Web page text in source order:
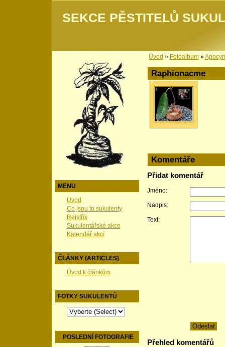
SEKCE PĚSTITELŮ
MENU
Úvod
Co jsou to sukulenty
Rejstřík
Sukulentářské akce
Kalendář akcí
ČLÁNKY (ARTICLES)
Úvod k článkům
FOTKY SUKULENTŮ
POSLEDNÍ FOTOGRAFIE
Úvod » Fotoalbum»
Raphionacme
Komentáře
Přidat komentář
Jméno:
Nadpis:
Text:
Přehled komentářů